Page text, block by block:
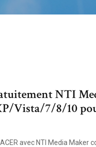
NTI
Vista/7/8/10
avec NTI Media Maker